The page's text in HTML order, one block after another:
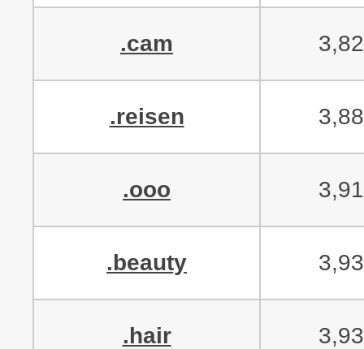
.cam
.reisen
.ooo
.beauty
.hair